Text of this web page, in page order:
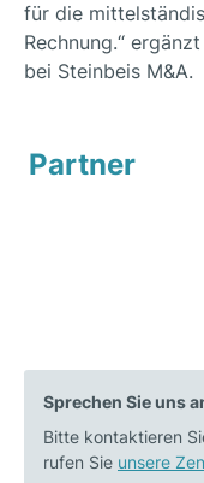
für die
Rechnung.“
bei Steinbeis M&A.
Partner
Sprechen Sie uns
Bitte kontaktieren
rufen Sie unsere